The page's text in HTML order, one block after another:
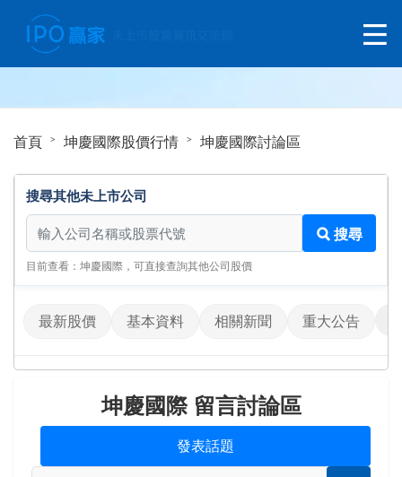
首頁 坤慶國際股價行情 坤慶國際討論區
搜尋其他未上市公司
搜尋其他未上市公司
搜尋
目前查看：坤慶國際，可直接查詢其他公司股價
最新股價 基本資料 相關新聞 重大公告
坤慶國際 留言討論區
發表話題